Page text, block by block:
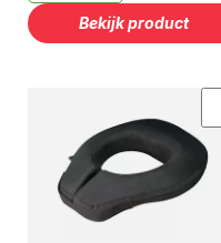
Bekijk product